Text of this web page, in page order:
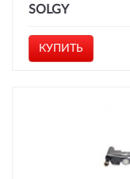
SOLGY
КУПИТЬ